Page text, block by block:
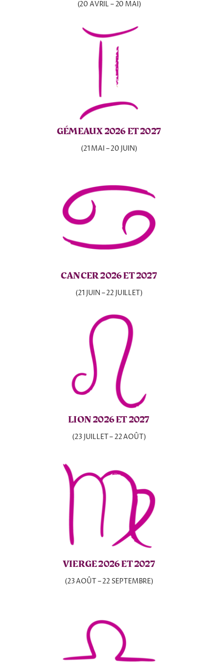
(20 AVRIL – 20 MAI)
GÉMEAUX 2026 ET 2027
(21 MAI – 20 JUIN)
CANCER 2026 ET 2027
(21 JUIN – 22 JUILLET)
LION 2026 ET 2027
(23 JUILLET – 22 AOÛT)
VIERGE 2026 ET 2027
(23 AOÛT – 22 SEPTEMBRE)